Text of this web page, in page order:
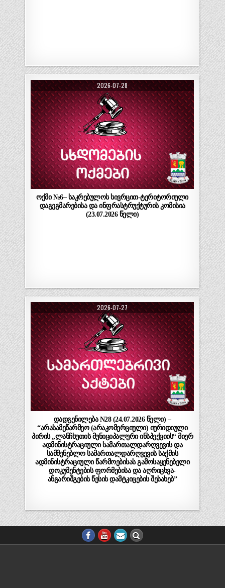
2026-07-28
ოქმი №6– საკრებულოს სივრცით-ტერიტორიული
დაგეგმარებისა და ინფრასტრუქტურის კომისია
(23.07.2026 წელი)
2026-07-27
დადგენილება N28 (24.07.2026 წელი) –
“არასამეწარმეო (არაკომერციული) იურიდიული
პირის „ლანჩხუთის მუნიციპალური ინსპექციის“ მიერ
ადმინისტრაციული სამართალდარღვევის და
სამშენებლო სამართალდარღვევის საქმის
ადმინისტრაციული წარმოებისას გამოსაყენებელი
დოკუმენტების ფორმებისა და აღრიცხვა-
ანგარიშგების წესის დამტკიცების შესახებ”